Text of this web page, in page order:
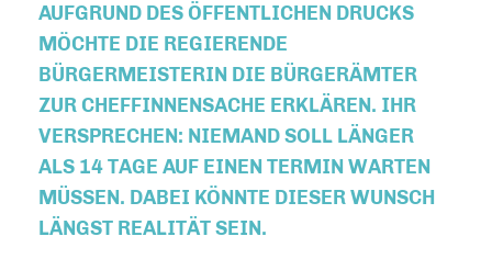
AUFGRUND DES ÖFFENTLICHEN DRUCKS
MÖCHTE DIE REGIERENDE
BÜRGERMEISTERIN DIE BÜRGERÄMTER
ZUR CHEFFINNENSACHE ERKLÄREN. IHR
VERSPRECHEN: NIEMAND SOLL LÄNGER
ALS 14 TAGE AUF EINEN TERMIN WARTEN
MÜSSEN. DABEI KÖNNTE DIESER WUNSCH
LÄNGST REALITÄT SEIN.